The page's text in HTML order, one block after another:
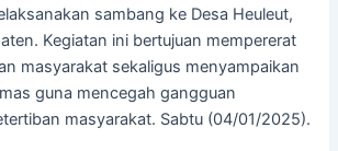
sambang ke Desa Heuleut,
Kegiatan ini bertujuan mempererat
masyarakat sekaligus menyampaikan
guna mencegah gangguan
masyarakat. Sabtu (04/01/2025).